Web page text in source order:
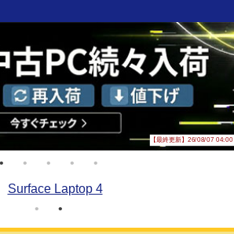
【最終更新】26/08/07 04:00